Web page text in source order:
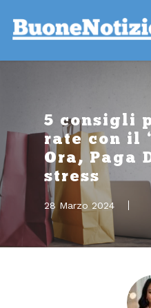
5 consigli
rate con il
Ora, Paga
stress
28 Marzo 2024
Go to